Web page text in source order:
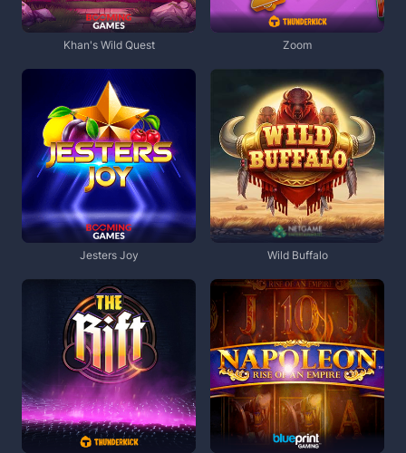
Khan's Wild Quest Zoom
Jesters Joy Wild Buffalo